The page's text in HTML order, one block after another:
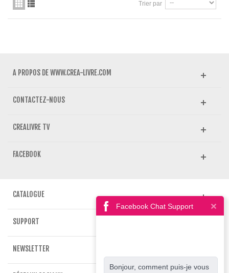
Trier par
A PROPOS DE WWW.CREA-LIVRE.COM
CONTACTEZ-NOUS
CREALIVRE TV
FACEBOOK
CATALOGUE
SUPPORT
NEWSLETTER
Facebook Chat Support
Bonjour, comment puis-je vous